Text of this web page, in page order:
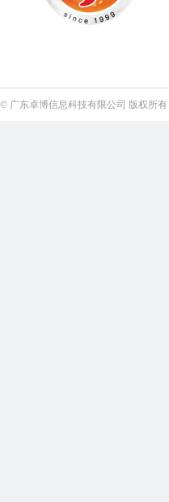
© 广东卓博信息科技有限公司 版权所有